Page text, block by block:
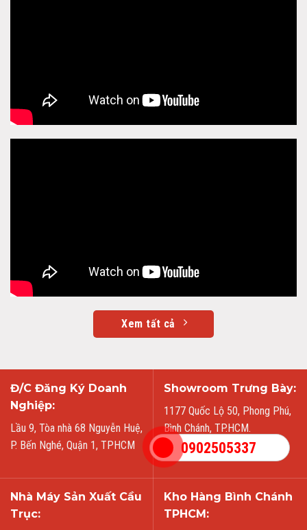
0902505337
Xem tất cả
Đ/C Đăng Ký Doanh
Nghiệp:
Lầu 9, Tòa nhà 68 Nguyễn Huệ,
P. Bến Nghé, Quận 1, TPHCM
Showroom Trưng Bày:
1177 Quốc Lộ 50, Phong Phú,
Bình Chánh, TP.HCM.
Nhà Máy Sản Xuất Cầu
Trục:
Kho Hàng Bình Chánh
TPHCM: